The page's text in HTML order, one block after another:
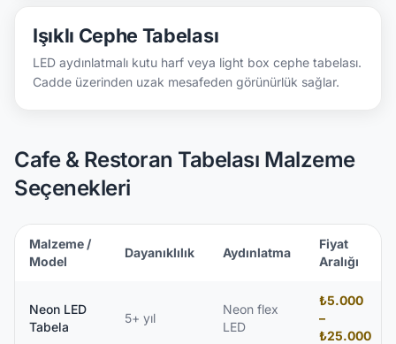
Işıklı Cephe Tabelası
LED aydınlatmalı kutu harf veya light box cephe tabelası.
Cadde üzerinden uzak mesafeden görünürlük sağlar.
Cafe & Restoran Tabelası Malzeme
Seçenekleri
Malzeme /
Model
Dayanıklılık Aydınlatma
Fiyat
Aralığı
Neon LED
Tabela
5+ yıl
Neon flex
LED
₺5.000
–
₺25.000